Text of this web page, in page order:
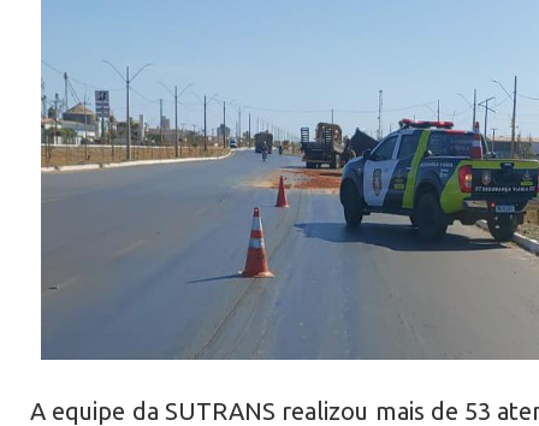
A equipe da SUTRANS realizou mais de 53